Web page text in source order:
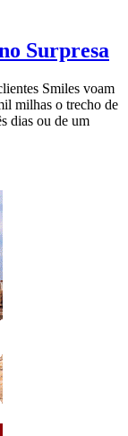
Surpresa
Smiles voam
milhas o trecho de
dias ou de um